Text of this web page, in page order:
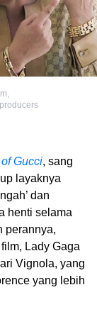
Gucci, sang
layaknya
dan
henti selama
perannya,
Lady Gaga
Vignola, yang
yang lebih